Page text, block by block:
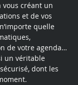
créant un
et de vos
quelle
de votre agenda…
un véritable
dont les